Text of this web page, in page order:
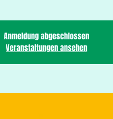
Anmeldung abgeschlossen
Veranstaltungen ansehen